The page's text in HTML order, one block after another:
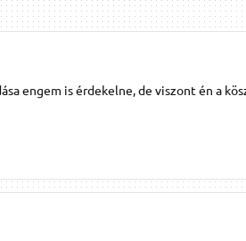
engem is érdekelne, de viszont én a